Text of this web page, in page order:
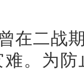
在二战
。为